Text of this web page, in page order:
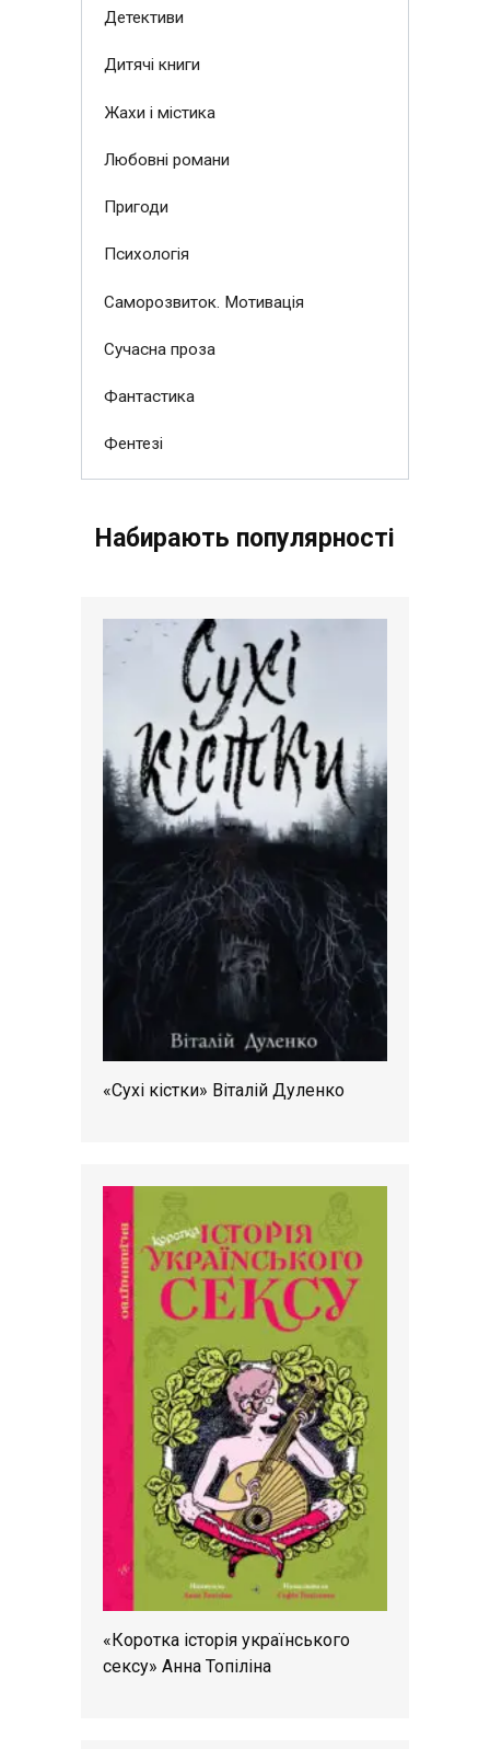
Детективи
Дитячі книги
Жахи і містика
Любовні романи
Пригоди
Психологія
Саморозвиток. Мотивація
Сучасна проза
Фантастика
Фентезі
Набирають популярності
«Сухі кістки» Віталій Дуленко
«Коротка історія українського
сексу» Анна Топіліна